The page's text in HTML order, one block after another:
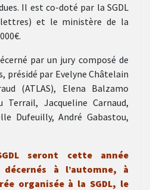
Il est co-doté par la SGDL
lettres) et le ministère de la
par un jury composé de
présidé par Evelyne Châtelain
(ATLAS), Elena Balzamo
Terrail, Jacqueline Carnaud,
Dufeuilly, André Gabastou,
seront cette année
décernés à l’automne, à
organisée à la SGDL, le